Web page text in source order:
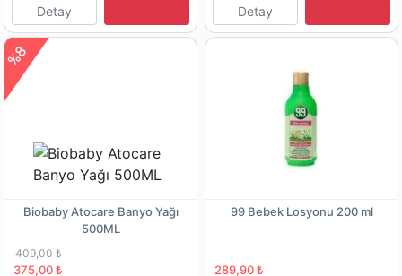
Detay Detay
%8
Biobaby Atocare Banyo Yağı
500ML
409,00 ₺
375,00 ₺
99 Bebek Losyonu 200 ml
289,90 ₺